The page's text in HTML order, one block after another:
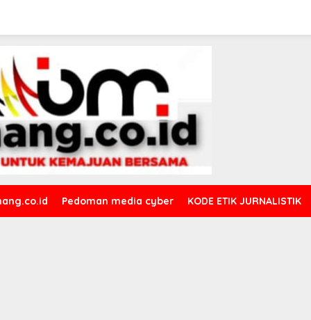
Pedoman media cyber KODE ETIK JURNALISTIK